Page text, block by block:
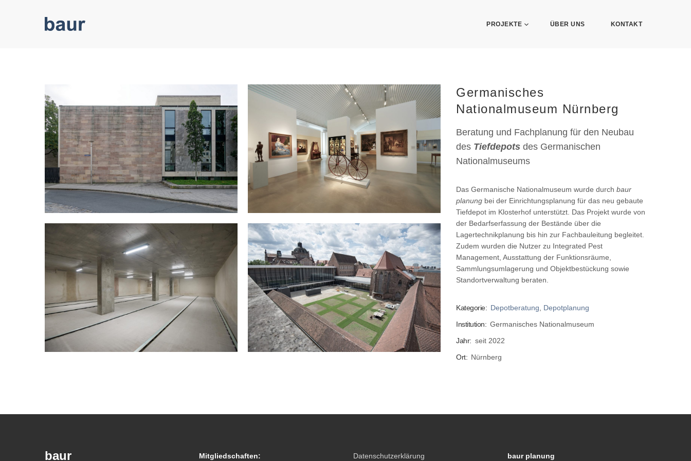
PROJEKTE ÜBER UNS KONTAKT
Germanisches
Nationalmuseum Nürnberg
Beratung und Fachplanung für den Neubau
des Tiefdepots des Germanischen
Nationalmuseums
Das Germanische Nationalmuseum wurde durch baur
planung bei der Einrichtungsplanung für das neu gebaute
Tiefdepot im Klosterhof unterstützt. Das Projekt wurde von
der Bedarfserfassung der Bestände über die
Lagertechnikplanung bis hin zur Fachbauleitung begleitet.
Zudem wurden die Nutzer zu Integrated Pest
Management, Ausstattung der Funktionsräume,
Sammlungsumlagerung und Objektbestückung sowie
Standortverwaltung beraten.
Kategorie: Depotberatung
Depotplanung
Institution: Germanisches Nationalmuseum
Jahr: seit 2022
Ort: Nürnberg
baur Mitgliedschaften: Datenschutzerklärung baur planung